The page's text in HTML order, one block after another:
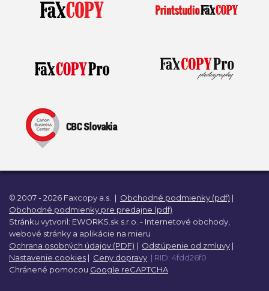
© 2007 - 2026 Faxcopy a.s. | Obchodné podmienky (pdf) |
Obchodné podmienky pre predajne (pdf)
Stránku vytvoril: EWORKS.sk s.r.o. - Internetové obchody,
webové stránky a aplikácie na mieru
Ochrana osobných údajov (PDF) | Odstúpenie od zmluvy |
Nastavenie cookies | Ceny dopravy | RID: 4fdd26f0
Chránené pomocou Google reCAPTCHA